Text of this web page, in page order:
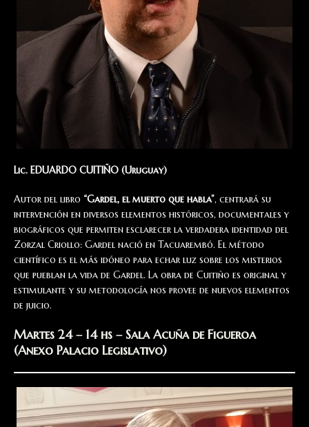
Lic. EDUARDO CUITIÑO (Uruguay)
Autor del libro “Gardel, el muerto que habla”, centrará su
intervención en diversos elementos históricos, documentales y
biográficos que permiten esclarecer la verdadera identidad del
Zorzal Criollo: Gardel nació en Tacuarembó. El método
científico es el más idóneo para echar luz sobre los misterios
que pueblan la vida de Gardel. La obra de Cuitiño es original y
estimulante y su metodología nos provee de nuevos elementos
de juicio.
Martes 24 – 14 hs – Sala Acuña de Figueroa
(Anexo Palacio Legislativo)